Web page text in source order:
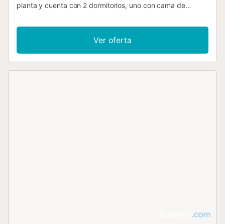
planta y cuenta con 2 dormitorios, uno con cama de
baños. La cocina está equipada con lavavajillas, horno,
microondas, placa de cocina, cafetera y tostadora,
mientras que la zona de estar incluye un sofá y televisión
de pantalla plana con canales por satélite. Dispone de
Ver oferta